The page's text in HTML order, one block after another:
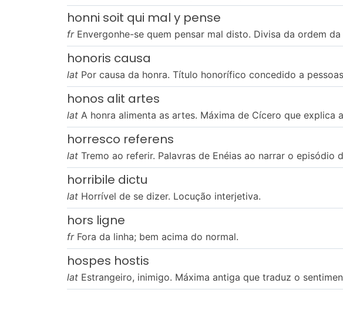
honni soit qui mal y pense
frEnvergonhe-se quem pensar mal disto. Divisa da ordem
honoris causa
lat Por causa da honra. Título honorífico concedido a
honos alit artes
lat A honra alimenta as artes. Máxima de Cícero que
horresco referens
lat Tremo ao referir. Palavras de Enéias ao narrar o episódio
horribile dictu
lat Horrível de se dizer. Locução interjetiva.
hors ligne
frFora da linha; bem acima do normal.
hospes hostis
lat Estrangeiro, inimigo. Máxima antiga que traduz o